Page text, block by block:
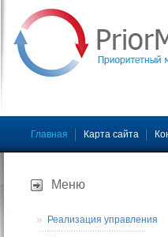
Главная Карта сайта
Меню
Реализация управления